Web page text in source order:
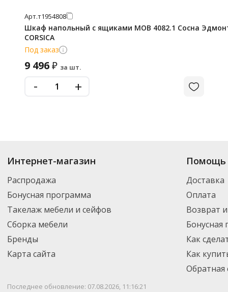
Арт.т1954808
Шкаф напольный с ящиками MOB 4082.1 Сосна
CORSICA
Под заказ
9 496₽ за шт.
- +
Интернет-магазин
Распродажа
Бонусная программа
Такелаж мебели и сейфов
Сборка мебели
Бренды
Карта сайта
Помощь
Доставка
Оплата
Возврат
Бонусная
Как
Как
Обратная
Последнее обновление: 07.08.2026, 11:16:21